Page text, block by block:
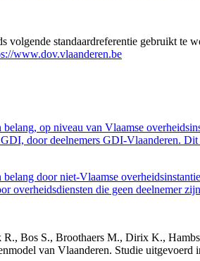
standaardreferentie gebruikt te
www.dov.vlaanderen.be
op niveau van Vlaamse
door deelnemers GDI-Vlaanderen.
door niet-Vlaamse
overheidsdiensten die geen deelnemer
Bos S., Broothaers M., Dirix K.,
van Vlaanderen. Studie